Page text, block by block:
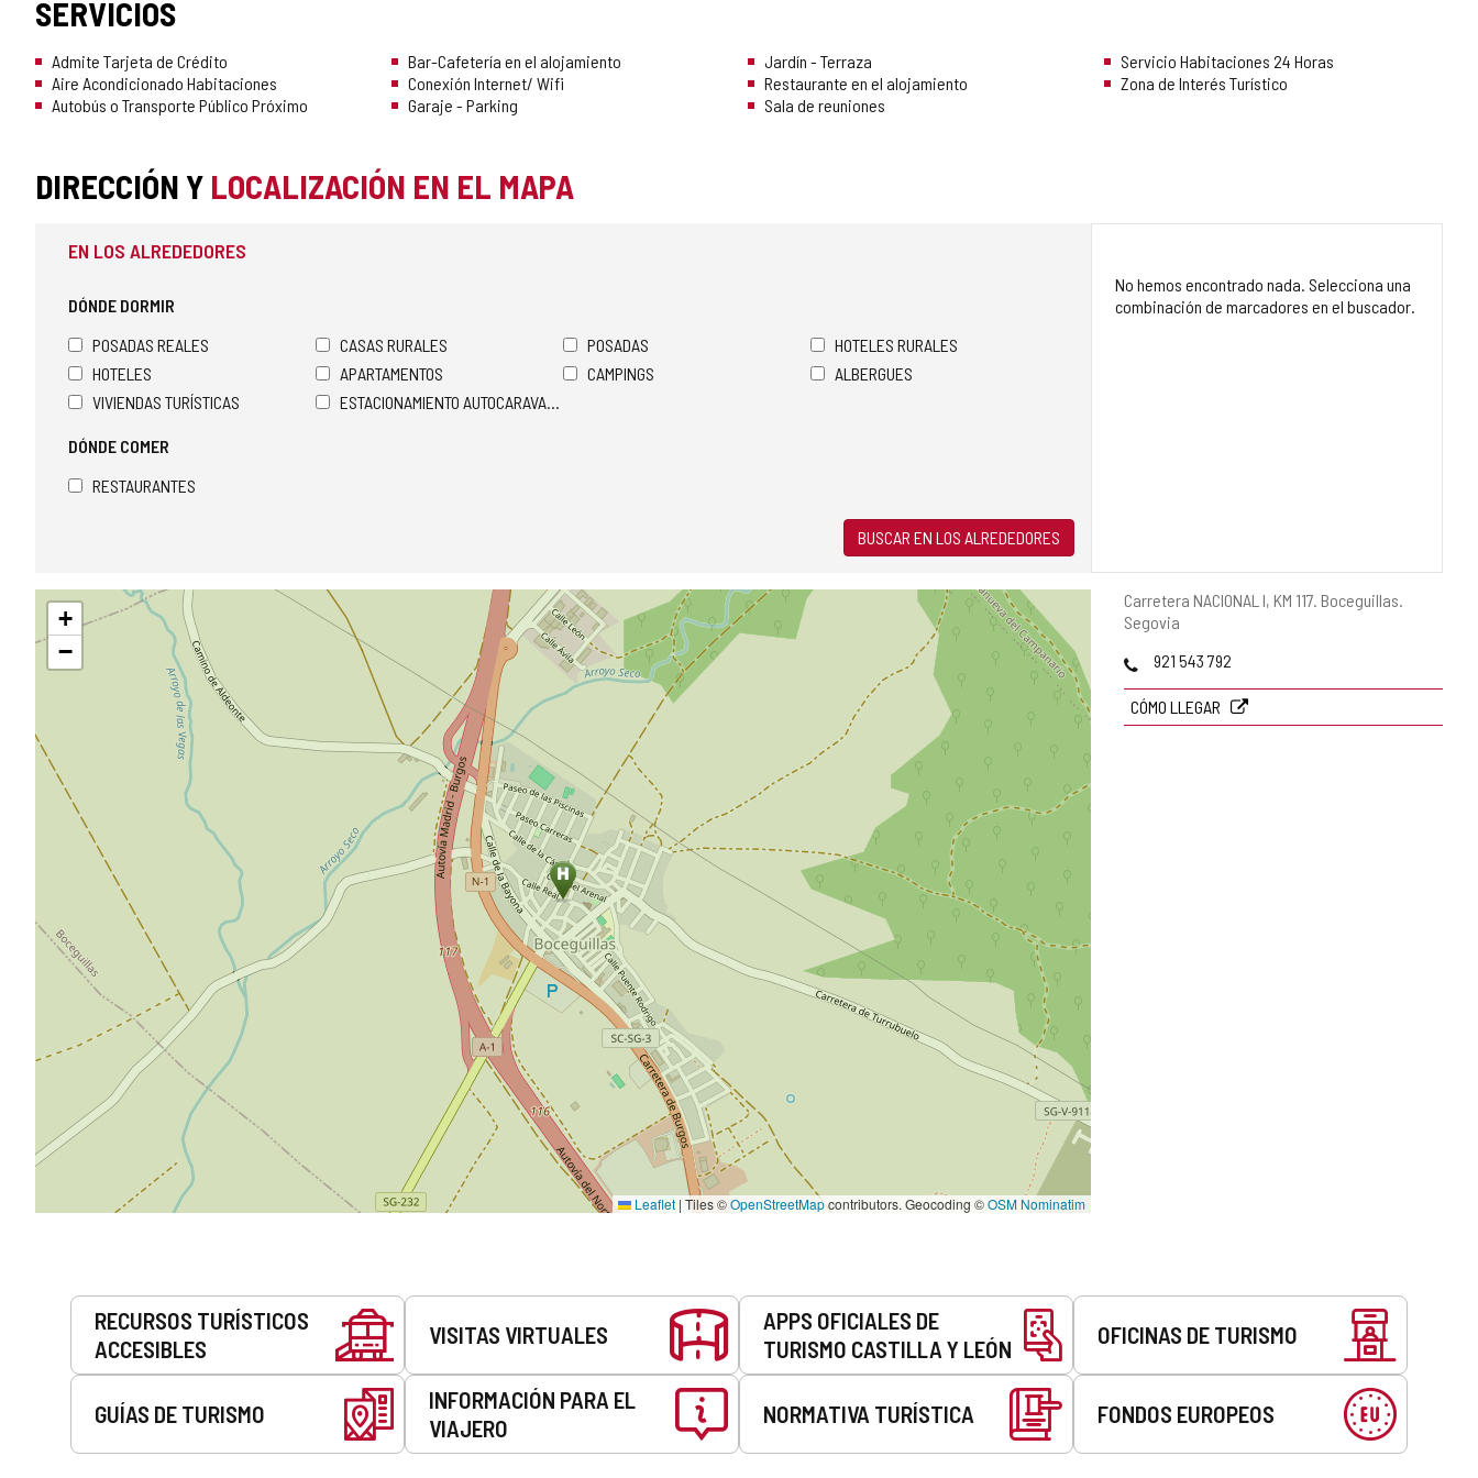
SERVICIOS
Admite Tarjeta de Crédito
Aire Acondicionado Habitaciones
Autobús o Transporte Público Próximo
Bar-Cafetería en el alojamiento
Conexión Internet/ Wifi
Garaje - Parking
Jardín - Terraza
Restaurante en el alojamiento
Sala de reuniones
Servicio Habitaciones 24 Horas
Zona de Interés Turístico
DIRECCIÓN Y LOCALIZACIÓN EN EL MAPA
Dirección
postal
Carretera NACIONAL I, KM 117. Boceguillas.
Segovia
Teléfonos
921 543 792
CÓMO LLEGAR
EN LOS ALREDEDORES
DÓNDE DORMIR
POSADAS REALES
CASAS RURALES POSADAS
HOTELES RURALES
HOTELES
APARTAMENTOS CAMPINGS
ALBERGUES
VIVIENDAS TURÍSTICAS
ESTACIONAMIENTO AUTOCARAVANAS
DÓNDE COMER
RESTAURANTES
BUSCAR EN LOS ALREDEDORES
No hemos encontrado nada. Selecciona una
combinación de marcadores en el buscador.
Saltar
mapa
+
−
Leaflet | Tiles ©OpenStreetMapcontributors. Geocoding ©OSM Nominatim
Servicios
RECURSOS TURÍSTICOS
ACCESIBLES
VISITAS VIRTUALES
APPS OFICIALES DE
TURISMO CASTILLA Y LEÓN
OFICINAS DE TURISMO
GUÍAS DE TURISMO
INFORMACIÓN PARA EL
VIAJERO
NORMATIVA TURÍSTICA FONDOS EUROPEOS